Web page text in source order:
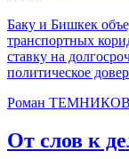
Баку и Бишкек
транспортных
ставку на
политическое
Роман ТЕМНИКОВ
От слов к